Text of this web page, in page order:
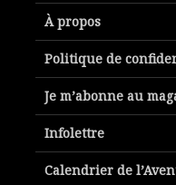
À propos
Politique de
Je m’abonne au
Infolettre
Calendrier de